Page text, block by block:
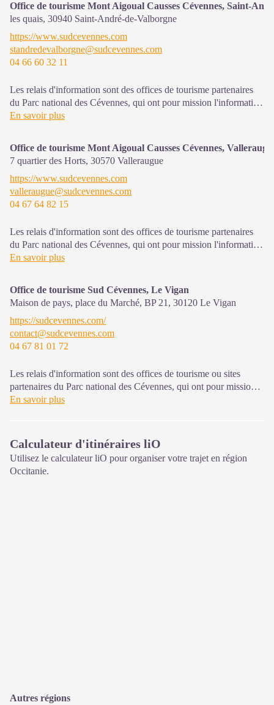
Ouvert toute l'année (se renseigner pour les jours et horaires
d'ouverture en période hivernale)
Office de tourisme Mont Aigoual Causses Cévennes, Saint-
les quais, 30940 Saint-André-de-Valborgne
https://www.sudcevennes.com
standredevalborgne@sudcevennes.com
04 66 60 32 11
Les relais d'information sont des offices de tourisme partenaires
du Parc national des Cévennes, qui ont pour mission l'information
et la sensibilisation sur l'offre de découverte et d'animation ainsi
En savoir plus
Office de tourisme Mont Aigoual Causses Cévennes,
7 quartier des Horts, 30570 Valleraugue
https://www.sudcevennes.com
valleraugue@sudcevennes.com
04 67 64 82 15
Les relais d'information sont des offices de tourisme partenaires
du Parc national des Cévennes, qui ont pour mission l'information
et la sensibilisation sur l'offre de découverte et d'animations ainsi
Ouvert toute l'année (se renseigner pour les jours et horaires
d'ouverture en période hivernale)
En savoir plus
Office de tourisme Sud Cévennes, Le Vigan
Maison de pays, place du Marché, BP 21, 30120 Le Vigan
https://sudcevennes.com/
contact@sudcevennes.com
04 67 81 01 72
Les relais d'information sont des offices de tourisme ou sites
partenaires du Parc national des Cévennes, qui ont pour mission
l'information et la sensibilisation sur l'offre de découverte et
Ouvert toute l'année (se renseigner pour les jours et horaires
d'ouverture en période hivernale)
En savoir plus
Calculateur d'itinéraires liO
Utilisez le calculateur liO pour organiser votre trajet en région
Occitanie.
Autres régions